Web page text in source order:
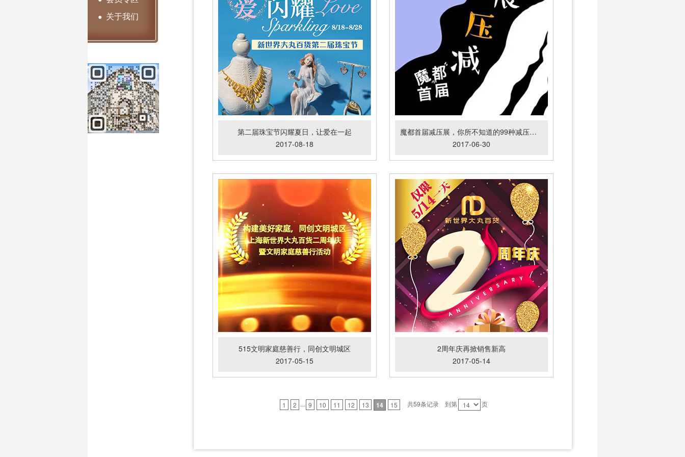
● 关于我们
第二届珠宝节闪耀夏日，让爱在一起
2017-08-18
魔都首届减压展，你所不知道的99种减压方式
2017-06-30
515文明家庭慈善行，同创文明城区
2017-05-15
2周年庆再掀销售新高
2017-05-14
1 2 ... 9 10 11 12 13 14 15 共59条记录 到第 页